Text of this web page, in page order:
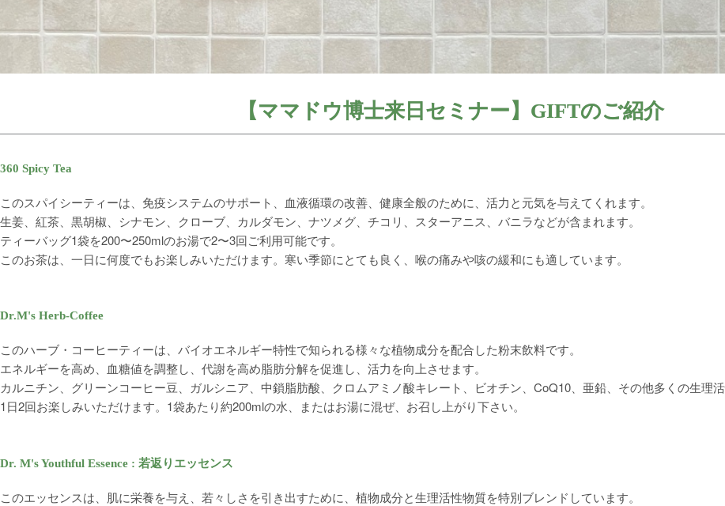
【ママドウ博士来日セミナー】GIFTのご紹介
360 Spicy Tea
このスパイシーティーは、免疫システムのサポート、血液循環の改善、健康全般のために、活力と元気を与えてくれます。
生姜、紅茶、黒胡椒、シナモン、クローブ、カルダモン、ナツメグ、チコリ、スターアニス、バニラなどが含まれます。
ティーバッグ1袋を200〜250mlのお湯で2〜3回ご利用可能です。
このお茶は、一日に何度でもお楽しみいただけます。寒い季節にとても良く、喉の痛みや咳の緩和にも適しています。
Dr.M's Herb-Coffee
このハーブ・コーヒーティーは、バイオエネルギー特性で知られる様々な植物成分を配合した粉末飲料です。
エネルギーを高め、血糖値を調整し、代謝を高め脂肪分解を促進し、活力を向上させます。
カルニチン、グリーンコーヒー豆、ガルシニア、中鎖脂肪酸、クロムアミノ酸キレート、ビオチン、CoQ10、亜鉛、その他多くの生理活
1日2回お楽しみいただけます。1袋あたり約200mlの水、またはお湯に混ぜ、お召し上がり下さい。
Dr. M's Youthful Essence : 若返りエッセンス
このエッセンスは、肌に栄養を与え、若々しさを引き出すために、植物成分と生理活性物質を特別ブレンドしています。